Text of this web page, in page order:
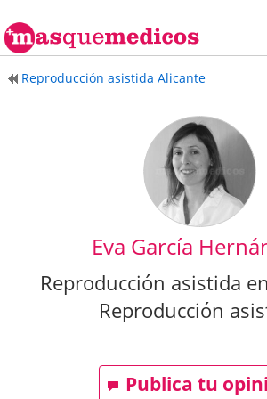
Reproducción asistida Alicante
Eva García
Reproducción asistida
Reproducción
Publica tu